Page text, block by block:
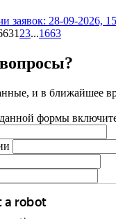
заявок: 28-09-2026,
1 23...1663
и в ближайшее
формы включите